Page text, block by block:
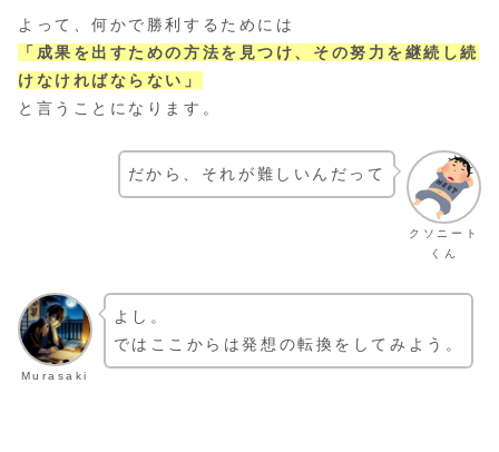
よって、何かで勝利するためには
「成果を出すための方法を見つけ、その努力を継続し続
けなければならない」
と言うことになります。
クソニート
くん
だから、それが難しいんだって
Murasaki
よし。
ではここからは発想の転換をしてみよう。